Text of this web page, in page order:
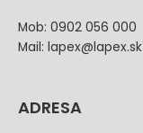
Mob: 0902 056 000
Mail: lapex@lapex.sk
ADRESA